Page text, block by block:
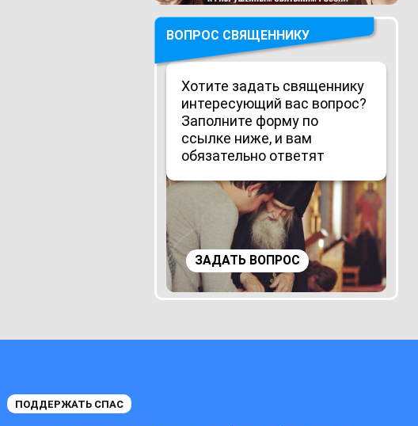
ВОПРОС СВЯЩЕННИКУ
Хотите задать священнику
интересующий вас вопрос?
Заполните форму по
ссылке ниже, и вам
обязательно ответят
ЗАДАТЬ ВОПРОС
ПОДДЕРЖАТЬ СПАС